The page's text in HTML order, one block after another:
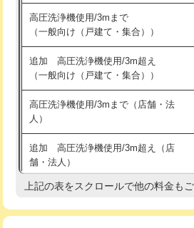
高圧洗浄機使用/3mまで
（一般向け（戸建て・集合））
追加 高圧洗浄機使用/3m超え
（一般向け（戸建て・集合））
高圧洗浄機使用/3mまで（店舗・法
人）
追加 高圧洗浄機使用/3m超え（店
舗・法人）
高度高圧洗浄換
上記の表をスクロールで他の料金も